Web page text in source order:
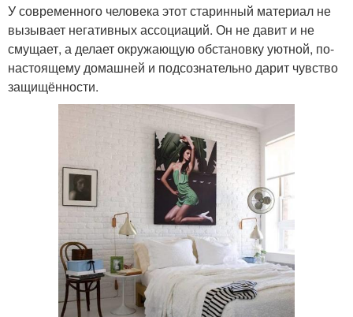
У современного человека этот старинный материал не
вызывает негативных ассоциаций. Он не давит и не
смущает, а делает окружающую обстановку уютной, по-
настоящему домашней и подсознательно дарит чувство
защищённости.